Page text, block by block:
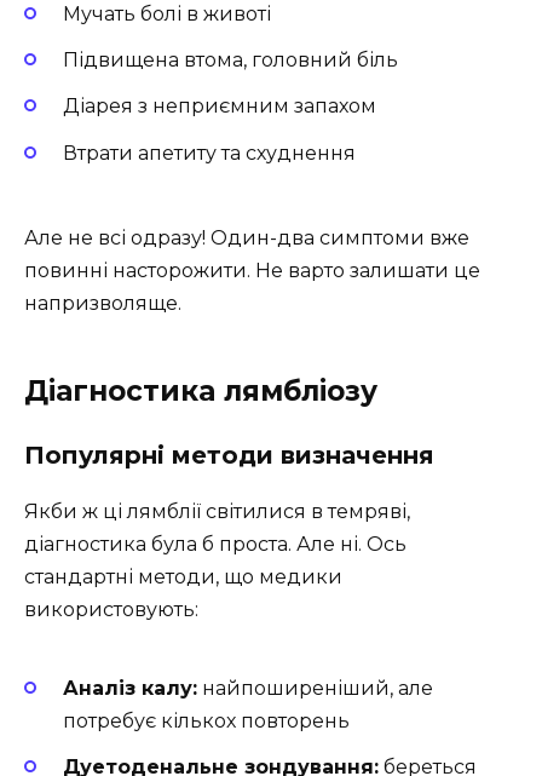
Мучать болі в животі
Підвищена втома, головний біль
Діарея з неприємним запахом
Втрати апетиту та схуднення
Але не всі одразу! Один-два симптоми вже
повинні насторожити. Не варто залишати це
напризволяще.
Діагностика лямбліозу
Популярні методи визначення
Якби ж ці лямблії світилися в темряві,
діагностика булa б проста. Але ні. Ось
стандартні методи, що медики
використовують:
Аналіз калу: найпоширеніший, але
потребує кількох повторень
Дуетоденальне зондування: береться